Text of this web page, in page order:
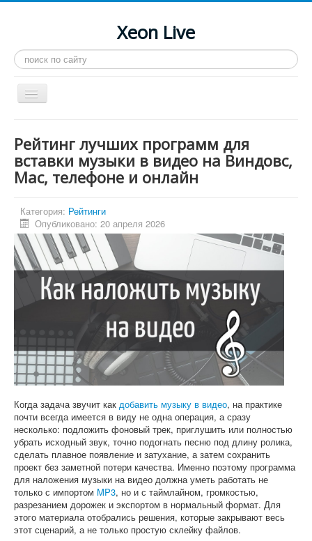
Xeon Live
Искать...
Toggle
Navigation
LGA 2011-3
LGA 2011
Инструкции
Рейтинги
Конференция
Системные программы
Рейтинг лучших программ для
вставки музыки в видео на Виндовс,
Mac, телефоне и онлайн
Категория: Рейтинги
Опубликовано: 20 апреля 2026
Когда задача звучит как добавить музыку в видео, на практике
почти всегда имеется в виду не одна операция, а сразу
несколько: подложить фоновый трек, приглушить или полностью
убрать исходный звук, точно подогнать песню под длину ролика,
сделать плавное появление и затухание, а затем сохранить
проект без заметной потери качества. Именно поэтому программа
для наложения музыки на видео должна уметь работать не
только с импортом MP3, но и с таймлайном, громкостью,
разрезанием дорожек и экспортом в нормальный формат. Для
этого материала отобрались решения, которые закрывают весь
этот сценарий, а не только простую склейку файлов.